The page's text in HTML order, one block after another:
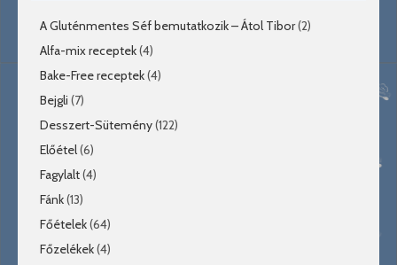
A Gluténmentes Séf bemutatkozik – Átol Tibor(2)
Alfa-mix receptek(4)
Bake-Free receptek(4)
Bejgli (7)
Desszert-Sütemény(122)
Előétel(6)
Fagylalt(4)
Fánk(13)
Főételek(64)
Főzelékek(4)